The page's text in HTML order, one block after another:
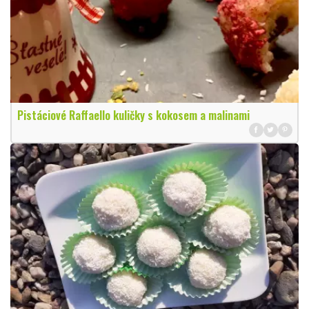
Pistáciové Raffaello kuličky s kokosem a malinami